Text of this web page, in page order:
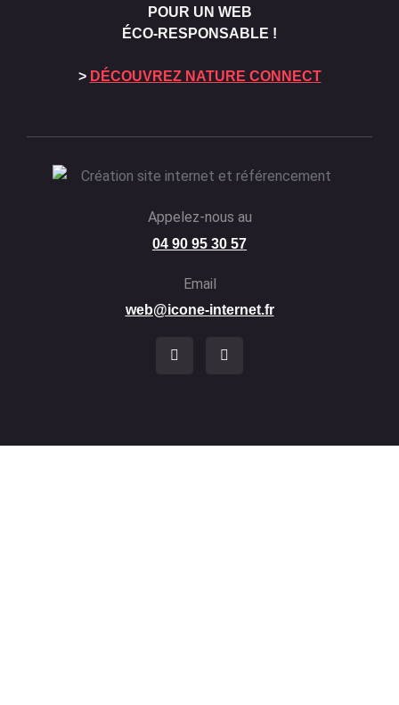
POUR UN WEB
ÉCO-RESPONSABLE !
> DÉCOUVREZ NATURE CONNECT
Appelez-nous au
04 90 95 30 57
Email
web@icone-internet.fr